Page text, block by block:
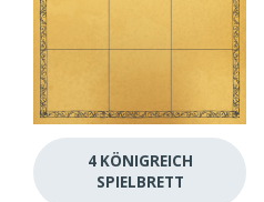
4 KÖNIGREICH
SPIELBRETT